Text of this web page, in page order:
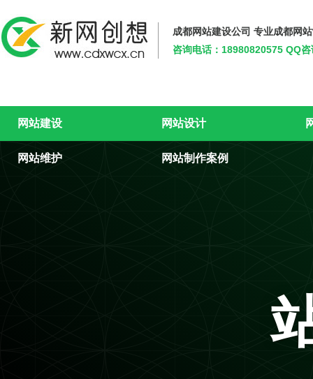
成都网站建设公司 专业成都网
咨询电话：18980820575 QQ咨
网站建设 网站设计
网站维护 网站制作案例